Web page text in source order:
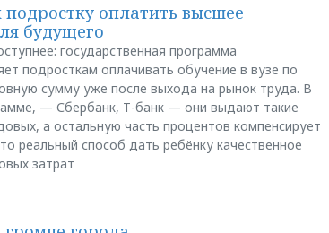
оплатить высшее
будущего
государственная программа
подросткам оплачивать обучение в вузе по
сумму уже после выхода на рынок труда. В
— Сбербанк, Т-банк — они выдают такие
а остальную часть процентов компенсирует
реальный способ дать ребёнку качественное
затрат